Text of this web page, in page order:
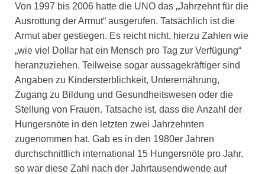
Von 1997 bis 2006 hatte die UNO das „Jahrzehnt für die
Ausrottung der Armut“ ausgerufen. Tatsächlich ist die
Armut aber gestiegen. Es reicht nicht, hierzu Zahlen wie
„wie viel Dollar hat ein Mensch pro Tag zur Verfügung“
heranzuziehen. Teilweise sogar aussagekräftiger sind
Angaben zu Kindersterblichkeit, Unterernährung,
Zugang zu Bildung und Gesundheitswesen oder die
Stellung von Frauen. Tatsache ist, dass die Anzahl der
Hungersnöte in den letzten zwei Jahrzehnten
zugenommen hat. Gab es in den 1980er Jahren
durchschnittlich international 15 Hungersnöte pro Jahr,
so war diese Zahl nach der Jahrtausendwende auf